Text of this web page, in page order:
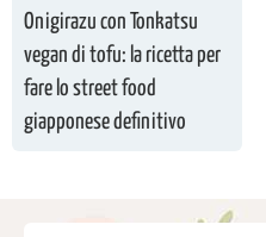
Onigirazu con Tonkatsu
vegan di tofu: la ricetta per
fare lo street food
giapponese definitivo